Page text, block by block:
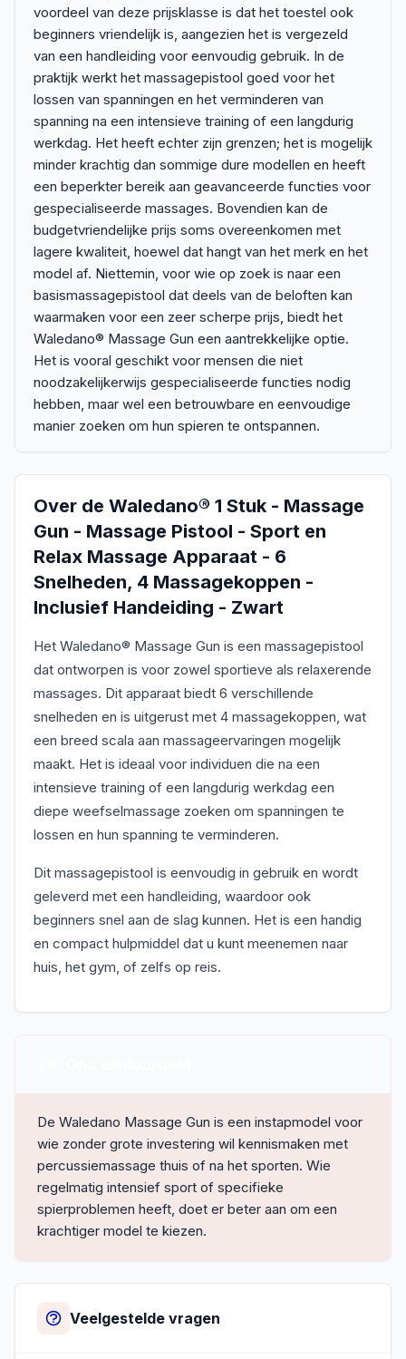
voordeel van deze prijsklasse is dat het toestel ook
beginners vriendelijk is, aangezien het is vergezeld
van een handleiding voor eenvoudig gebruik. In de
praktijk werkt het massagepistool goed voor het
lossen van spanningen en het verminderen van
spanning na een intensieve training of een langdurig
werkdag. Het heeft echter zijn grenzen; het is mogelijk
minder krachtig dan sommige dure modellen en heeft
een beperkter bereik aan geavanceerde functies voor
gespecialiseerde massages. Bovendien kan de
budgetvriendelijke prijs soms overeenkomen met
lagere kwaliteit, hoewel dat hangt van het merk en het
model af. Niettemin, voor wie op zoek is naar een
basismassagepistool dat deels van de beloften kan
waarmaken voor een zeer scherpe prijs, biedt het
Waledano® Massage Gun een aantrekkelijke optie.
Het is vooral geschikt voor mensen die niet
noodzakelijkerwijs gespecialiseerde functies nodig
hebben, maar wel een betrouwbare en eenvoudige
manier zoeken om hun spieren te ontspannen.
Over de Waledano® 1 Stuk - Massage
Gun - Massage Pistool - Sport en
Relax Massage Apparaat - 6
Snelheden, 4 Massagekoppen -
Inclusief Handeiding - Zwart
Het Waledano® Massage Gun is een massagepistool
dat ontworpen is voor zowel sportieve als relaxerende
massages. Dit apparaat biedt 6 verschillende
snelheden en is uitgerust met 4 massagekoppen, wat
een breed scala aan massageervaringen mogelijk
maakt. Het is ideaal voor individuen die na een
intensieve training of een langdurig werkdag een
diepe weefselmassage zoeken om spanningen te
lossen en hun spanning te verminderen.
Dit massagepistool is eenvoudig in gebruik en wordt
geleverd met een handleiding, waardoor ook
beginners snel aan de slag kunnen. Het is een handig
en compact hulpmiddel dat u kunt meenemen naar
huis, het gym, of zelfs op reis.
De Waledano Massage Gun is een instapmodel voor
wie zonder grote investering wil kennismaken met
percussiemassage thuis of na het sporten. Wie
regelmatig intensief sport of specifieke
spierproblemen heeft, doet er beter aan om een
krachtiger model te kiezen.
Veelgestelde vragen